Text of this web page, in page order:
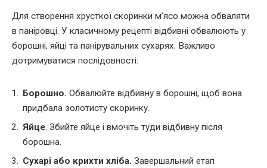
Для створення хрусткої скоринки м’ясо можна обваляти
в паніровці. У класичному рецепті відбивні обвалюють у
борошні, яйці та панірувальних сухарях. Важливо
дотримуватися послідовності:
Борошно. Обвалюйте відбивну в борошні, щоб вона
придбала золотисту скоринку.
Яйце. Збийте яйце і вмочіть туди відбивну після
борошна.
Сухарі або крихти хліба. Завершальний етап